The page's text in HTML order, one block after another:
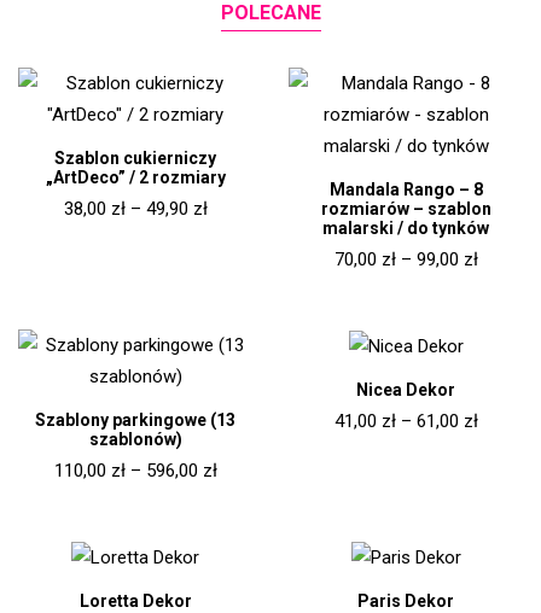
POLECANE
Szablon cukierniczy
„ArtDeco” / 2 rozmiary
38,00 zł – 49,90 zł
Mandala Rango – 8
rozmiarów – szablon
malarski / do tynków
70,00 zł – 99,00 zł
Szablony parkingowe (13
szablonów)
110,00 zł – 596,00 zł
Nicea Dekor
41,00 zł – 61,00 zł
Loretta Dekor Paris Dekor